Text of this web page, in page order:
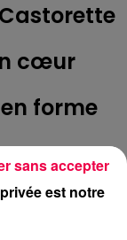
cœur
forme
est notre
sans accepter